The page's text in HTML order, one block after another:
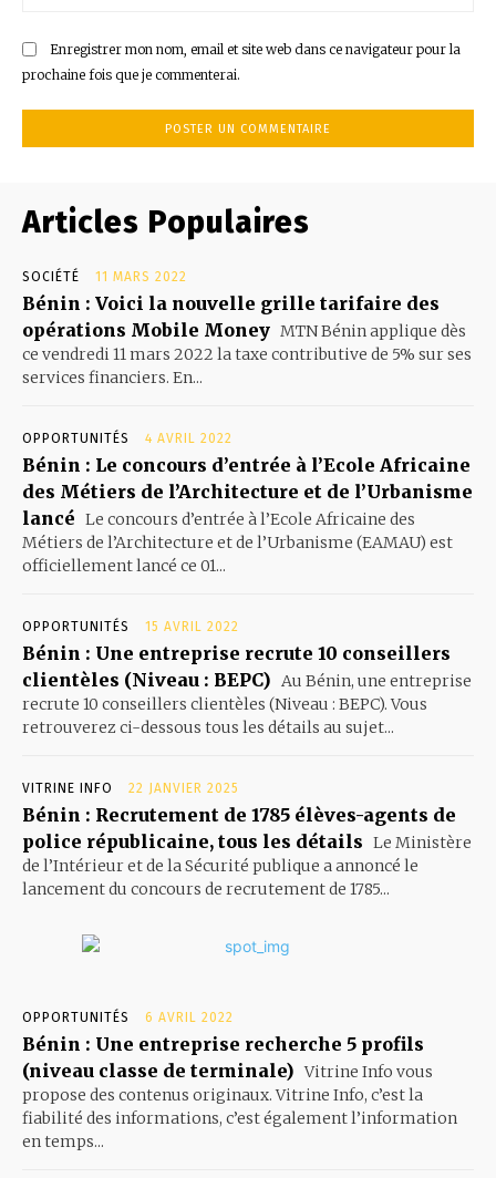
Enregistrer mon nom, email et site web dans ce navigateur pour la
prochaine fois que je commenterai.
Articles Populaires
SOCIÉTÉ 11 MARS 2022
Bénin : Voici la nouvelle grille tarifaire des
opérations Mobile Money MTN Bénin applique dès
ce vendredi 11 mars 2022 la taxe contributive de 5% sur ses
services financiers. En...
OPPORTUNITÉS 4 AVRIL 2022
Bénin : Le concours d’entrée à l’Ecole Africaine
des Métiers de l’Architecture et de l’Urbanisme
lancé Le concours d’entrée à l’Ecole Africaine des
Métiers de l’Architecture et de l’Urbanisme (EAMAU) est
officiellement lancé ce 01...
OPPORTUNITÉS 15 AVRIL 2022
Bénin : Une entreprise recrute 10 conseillers
clientèles (Niveau : BEPC)
Au Bénin, une entreprise
recrute 10 conseillers clientèles (Niveau : BEPC). Vous
retrouverez ci-dessous tous les détails au sujet...
VITRINE INFO 22 JANVIER 2025
Bénin : Recrutement de 1785 élèves-agents de
police républicaine, tous les détails Le Ministère
de l’Intérieur et de la Sécurité publique a annoncé le
lancement du concours de recrutement de 1785...
OPPORTUNITÉS 6 AVRIL 2022
Bénin : Une entreprise recherche 5 profils
(niveau classe de terminale) Vitrine Info vous
propose des contenus originaux. Vitrine Info, c’est la
fiabilité des informations, c’est également l’information
en temps...